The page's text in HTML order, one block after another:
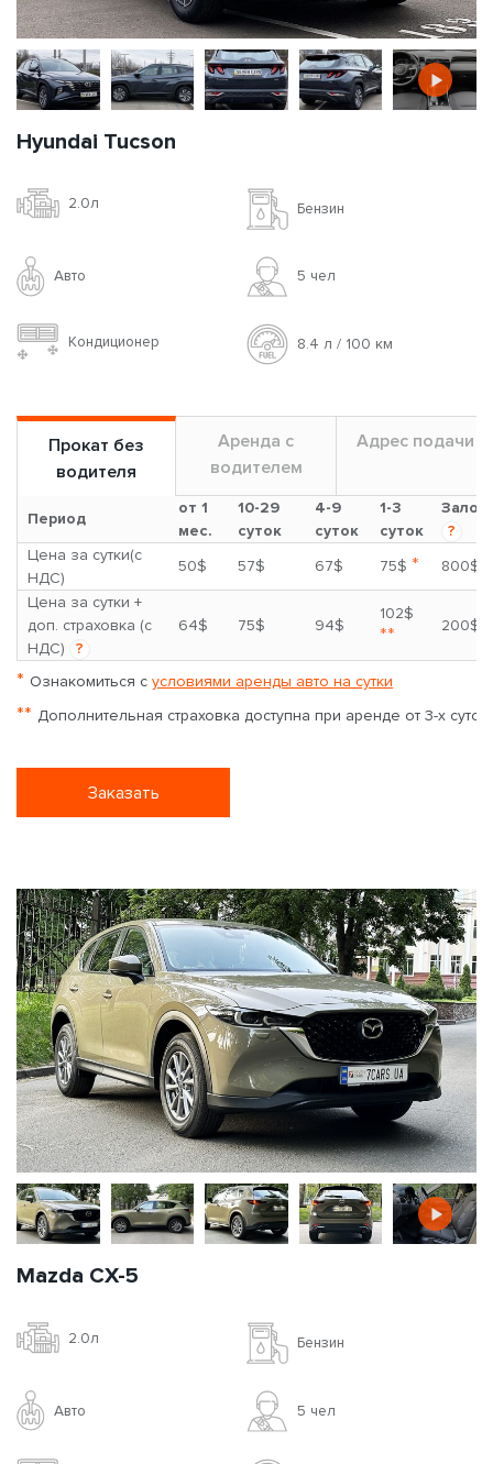
Hyundai Tucson
2.0л Бензин
Авто 5 чел
Кондиционер 8.4 л / 100 км
Прокат без
водителя
Аренда с
водителем
Адрес подачи
Период
от 1
мес.
10-29
суток
4-9
суток
1-3
суток
Залог
?
Цена за сутки(с
НДС)
50$ 57$ 67$ 75$ *
800$
Цена за сутки +
доп. страховка (с
НДС)
?
64$ 75$ 94$
102$
** 200$
* Ознакомиться с условиями аренды авто на сутки
** Дополнительная страховка доступна при аренде от 3-х суток
Заказать
Mazda CX-5
2.0л Бензин
Авто 5 чел